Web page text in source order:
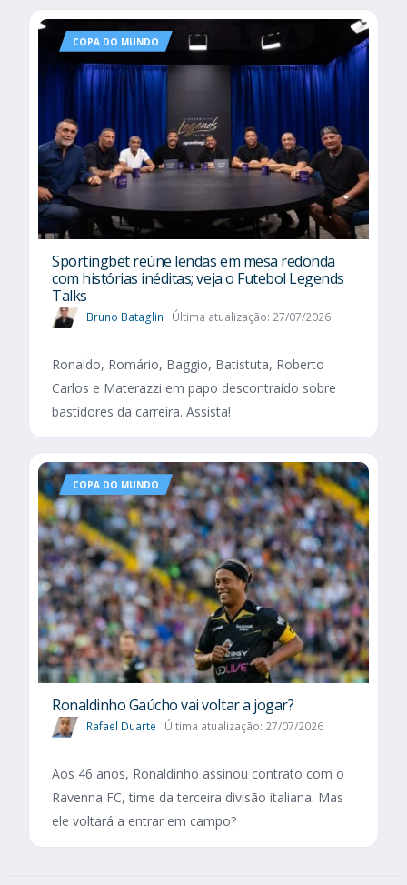
COPA DO MUNDO
Sportingbet reúne lendas em mesa redonda
com histórias inéditas; veja o Futebol Legends
Talks
Bruno Bataglin Última atualização: 27/07/2026
Ronaldo, Romário, Baggio, Batistuta, Roberto
Carlos e Materazzi em papo descontraído sobre
bastidores da carreira. Assista!
COPA DO MUNDO
Ronaldinho Gaúcho vai voltar a jogar?
Rafael Duarte Última atualização: 27/07/2026
Aos 46 anos, Ronaldinho assinou contrato com o
Ravenna FC, time da terceira divisão italiana. Mas
ele voltará a entrar em campo?